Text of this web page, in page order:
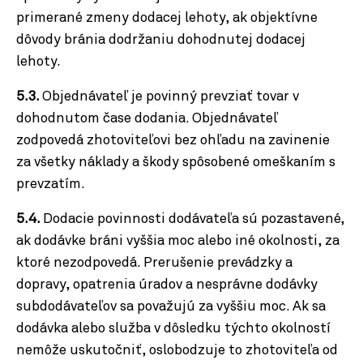
primerané zmeny dodacej lehoty, ak objektívne
dôvody bránia dodržaniu dohodnutej dodacej
lehoty.
5.3. Objednávateľ je povinný prevziať tovar v
dohodnutom čase dodania. Objednávateľ
zodpovedá zhotoviteľovi bez ohľadu na zavinenie
za všetky náklady a škody spôsobené omeškaním s
prevzatím.
5.4. Dodacie povinnosti dodávateľa sú pozastavené,
ak dodávke bráni vyššia moc alebo iné okolnosti, za
ktoré nezodpovedá. Prerušenie prevádzky a
dopravy, opatrenia úradov a nesprávne dodávky
subdodávateľov sa považujú za vyššiu moc. Ak sa
dodávka alebo služba v dôsledku týchto okolností
nemôže uskutočniť, oslobodzuje to zhotoviteľa od